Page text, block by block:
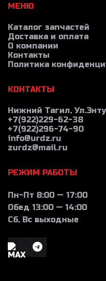
МЕНЮ
Каталог запчастей
Доставка и оплата
О компании
Контакты
Политика
КОНТАКТЫ
Нижний Тагил,
+7(922)229-62-38
+7(922)296-74-90
info@urdz.ru
zurdz@mail.ru
РЕЖИМ РАБОТЫ
Пн-Пт 8:00 — 17:00
Обед 13:00 — 14:00
Сб, Вс выходные